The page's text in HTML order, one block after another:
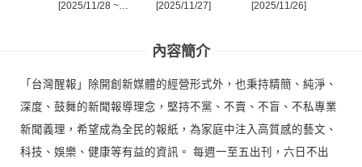
[2025/11/28 ~
[2025/11/27]
[2025/11/26]
內容簡介
「台灣醒報」除開創新媒體的經營形式外，也秉持精簡、純淨、
深度、鼓舞的新聞報導理念，堅持不黨、不賣、不盲、不私專業
新聞義理，希望成為全民的報紙，為家庭中注入高質感的藝文、
科技、娛樂、健康等有益的資訊。 每週一至五出刊，六日不出